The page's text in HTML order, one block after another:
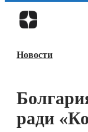
Финансы
Блокчейн
Новости
ради